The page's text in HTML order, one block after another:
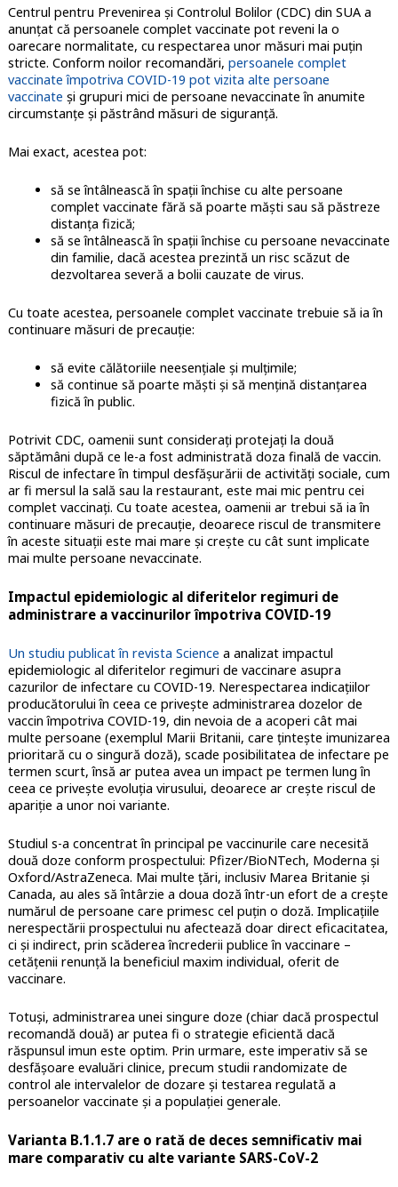
Centrul pentru Prevenirea și Controlul Bolilor (CDC) din SUA a
anunțat că persoanele complet vaccinate pot reveni la o
oarecare normalitate, cu respectarea unor măsuri mai puțin
stricte. Conform noilor recomandări, persoanele complet
vaccinate împotriva COVID-19 pot vizita alte persoane
vaccinate și grupuri mici de persoane nevaccinate în anumite
circumstanțe și păstrând măsuri de siguranță.
Mai exact, acestea pot:
să se întâlnească în spații închise cu alte persoane
complet vaccinate fără să poarte măști sau să păstreze
distanța fizică;
să se întâlnească în spații închise cu persoane nevaccinate
din familie, dacă acestea prezintă un risc scăzut de
dezvoltarea severă a bolii cauzate de virus.
Cu toate acestea, persoanele complet vaccinate trebuie să ia în
continuare măsuri de precauție:
să evite călătoriile neesențiale și mulțimile;
să continue să poarte măști și să mențină distanțarea
fizică în public.
Potrivit CDC, oamenii sunt considerați protejați la două
săptămâni după ce le-a fost administrată doza finală de vaccin.
Riscul de infectare în timpul desfășurării de activități sociale, cum
ar fi mersul la sală sau la restaurant, este mai mic pentru cei
complet vaccinați. Cu toate acestea, oamenii ar trebui să ia în
continuare măsuri de precauție, deoarece riscul de transmitere
în aceste situații este mai mare și crește cu cât sunt implicate
mai multe persoane nevaccinate.
Impactul epidemiologic al diferitelor regimuri de
administrare a vaccinurilor împotriva COVID-19
Un studiu publicat în revista Science a analizat impactul
epidemiologic al diferitelor regimuri de vaccinare asupra
cazurilor de infectare cu COVID-19. Nerespectarea indicațiilor
producătorului în ceea ce privește administrarea dozelor de
vaccin împotriva COVID-19, din nevoia de a acoperi cât mai
multe persoane (exemplul Marii Britanii, care țintește imunizarea
prioritară cu o singură doză), scade posibilitatea de infectare pe
termen scurt, însă ar putea avea un impact pe termen lung în
ceea ce privește evoluția virusului, deoarece ar crește riscul de
apariție a unor noi variante.
Studiul s-a concentrat în principal pe vaccinurile care necesită
două doze conform prospectului: Pfizer/BioNTech, Moderna și
Oxford/AstraZeneca. Mai multe țări, inclusiv Marea Britanie și
Canada, au ales să întârzie a doua doză într-un efort de a crește
numărul de persoane care primesc cel puțin o doză. Implicațiile
nerespectării prospectului nu afectează doar direct eficacitatea,
ci și indirect, prin scăderea încrederii publice în vaccinare –
cetățenii renunță la beneficiul maxim individual, oferit de
vaccinare.
Totuși, administrarea unei singure doze (chiar dacă prospectul
recomandă două) ar putea fi o strategie eficientă dacă
răspunsul imun este optim. Prin urmare, este imperativ să se
desfășoare evaluări clinice, precum studii randomizate de
control ale intervalelor de dozare și testarea regulată a
persoanelor vaccinate și a populației generale.
Varianta B.1.1.7 are o rată de deces semnificativ mai
mare comparativ cu alte variante SARS-CoV-2